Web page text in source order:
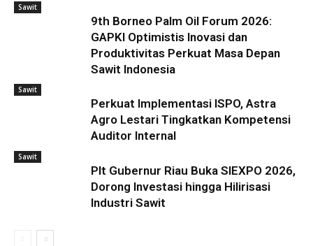
Sawit
9th Borneo Palm Oil Forum 2026:
GAPKI Optimistis Inovasi dan
Produktivitas Perkuat Masa Depan
Sawit Indonesia
Sawit
Perkuat Implementasi ISPO, Astra
Agro Lestari Tingkatkan Kompetensi
Auditor Internal
Sawit
Plt Gubernur Riau Buka SIEXPO 2026,
Dorong Investasi hingga Hilirisasi
Industri Sawit